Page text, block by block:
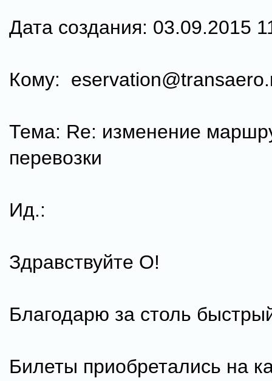
Дата создания: 03.09.2015
Кому:
Тема: Re: изменение
перевозки
Ид.:
Здравствуйте О!
Благодарю за столь
Билеты приобретались на